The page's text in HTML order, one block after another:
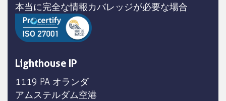
本当に完全な情報カバレッジが必要な場合
Lighthouse IP
1119 PA オランダ
アムステルダム空港